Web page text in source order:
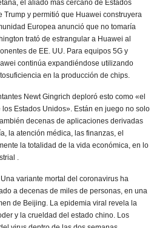
el aliado más cercano de Estados
y permitió que Huawei construyera
Europea anunció que no tomaría
trató de estrangular a Huawei al
de EE. UU. Para equipos 5G y
continúa expandiéndose utilizando
en la producción de chips.
Newt Gingrich deploró esto como «el
Estados Unidos». Están en juego no solo
decenas de aplicaciones derivadas
la atención médica, las finanzas, el
la totalidad de la vida económica, en lo
.
variante mortal del coronavirus ha
a decenas de miles de personas, en una
de Beijing. La epidemia viral revela la
y la crueldad del estado chino. Los